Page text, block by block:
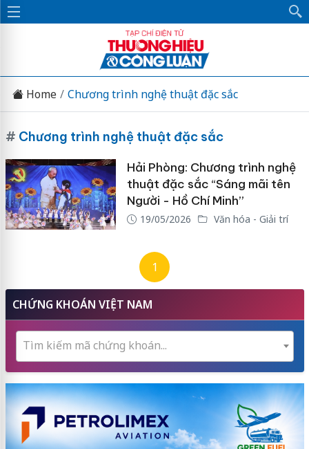
Home Chương trình nghệ thuật đặc sắc
# Chương trình nghệ thuật đặc sắc
Hải Phòng: Chương trình nghệ
thuật đặc sắc “Sáng mãi tên
Người - Hồ Chí Minh”
19/05/2026 Văn hóa - Giải trí
1
CHỨNG KHOÁN VIỆT NAM
Tìm kiếm mã chứng khoán...